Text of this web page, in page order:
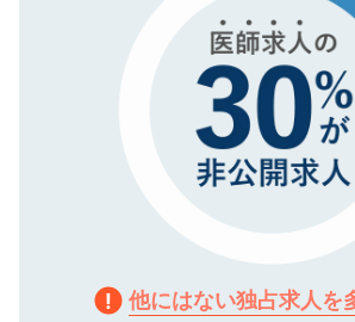
他にはない独占求人を